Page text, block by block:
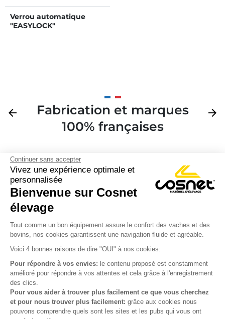
Continuer sans accepter
Vivez une expérience optimale et
personnalisée
Bienvenue sur Cosnet
élevage
Tout comme un bon équipement assure le confort des vaches et des
bovins, nos cookies garantissent une navigation fluide et agréable.
Voici 4 bonnes raisons de dire "OUI" à nos cookies:
Pour répondre à vos envies: le contenu proposé est constamment
amélioré pour répondre à vos attentes et cela grâce à l'enregistrement
des clics.
Pour vous aider à trouver plus facilement ce que vous cherchez
et pour nous trouver plus facilement: grâce aux cookies nous
pouvons comprendre quels sont les sites et les pubs qui vous ont
Verrou automatique
"EASYLOCK"
Précédent
arrow_back
Fabrication et marques
100% françaises
arrow_forward
Produits
Notre société